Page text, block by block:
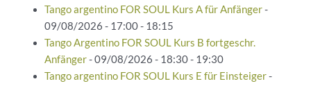
Tango argentino FOR SOUL Kurs A für Anfänger-
09/08/2026 - 17:00 - 18:15
Tango Argentino FOR SOUL Kurs B fortgeschr.
Anfänger- 09/08/2026 - 18:30 - 19:30
Tango argentino FOR SOUL Kurs E für Einsteiger-